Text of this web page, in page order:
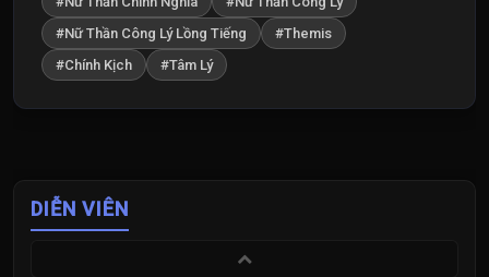
#Nữ Thần Công Lý Lồng Tiếng
#Themis
#Chính Kịch
#Tâm Lý
DIỄN VIÊN